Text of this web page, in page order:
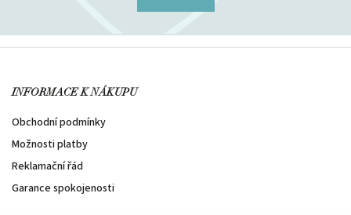
INFORMACE K NÁKUPU
Obchodní podmínky
Možnosti platby
Reklamační řád
Garance spokojenosti